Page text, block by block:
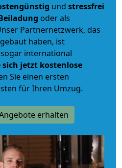
und stressfrei
oder als
Partnernetzwerk, das
haben, ist
international
sich jetzt kostenlose
Sie einen ersten
für Ihren Umzug.
erhalten